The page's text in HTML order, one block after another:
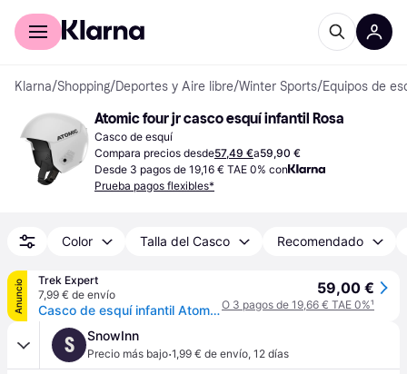
Comprar con Klarna
Klarna/Shopping/Deportes y Aire libre/Winter Sports/Equipos de
Atomic four jr casco esquí infantil Rosa
Casco de esquí
Compara precios desde57,49 €a59,90 €
Desde 3 pagos de 19,16 € TAE 0% con
Prueba pagos flexibles*
Color Talla del Casco Recomendado
Anuncio
Trek Expert
7,99 € de envío
Casco de esquí infantil Atomic Four - Noir
59,00 €
O 3 pagos de 19,66 € TAE 0%¹
S SnowInn
Precio más bajo·1,99 € de envío, 12 días